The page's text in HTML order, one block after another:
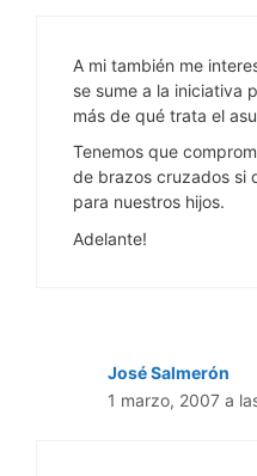
A mi también me
se sume a la iniciativa
más de qué trata el
Tenemos que
de brazos cruzados si
para nuestros hijos.
Adelante!
José Salmerón
1 marzo, 2007 a